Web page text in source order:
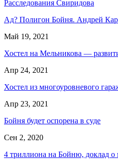
Расследования Свиридова
Ад? Полигон Бойня. Андрей
Май 19, 2021
Хостел на Мельникова —
Апр 24, 2021
Хостел из многоуровневого
Апр 23, 2021
Бойня будет оспорена в суде
Сен 2, 2020
4 триллиона на Бойню, доклад